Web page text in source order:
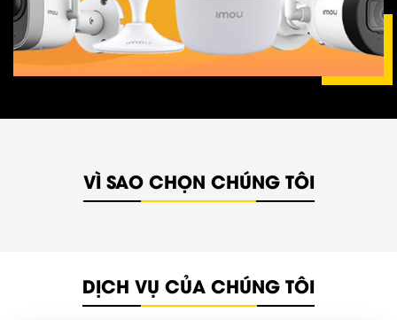
VÌ SAO CHỌN CHÚNG TÔI
DỊCH VỤ CỦA CHÚNG TÔI